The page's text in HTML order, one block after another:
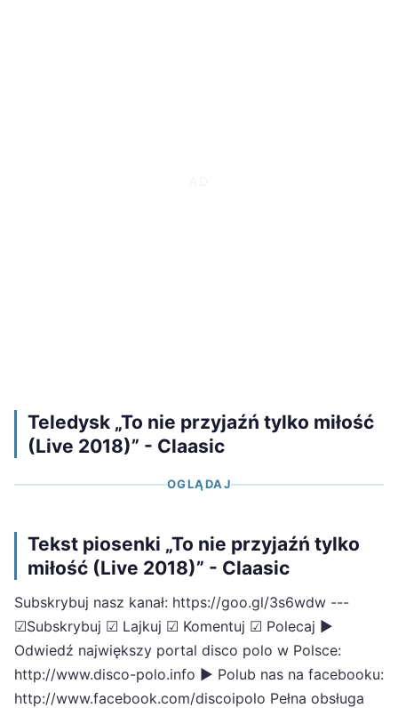
Teledysk „To nie przyjaźń tylko miłość
(Live 2018)” - Claasic
OGLĄDAJ
Tekst piosenki „To nie przyjaźń tylko
miłość (Live 2018)” - Claasic
Subskrybuj nasz kanał: https://goo.gl/3s6wdw ---
☑Subskrybuj ☑ Lajkuj ☑ Komentuj ☑ Polecaj ►
Odwiedź największy portal disco polo w Polsce:
http://www.disco-polo.info ► Polub nas na facebooku:
http://www.facebook.com/discoipolo Pełna obsługa